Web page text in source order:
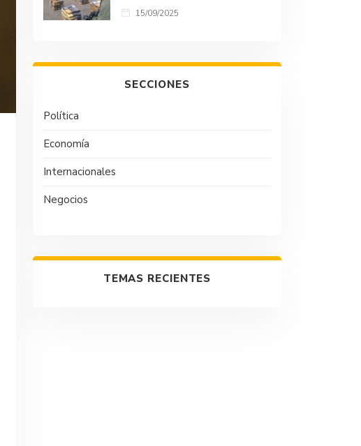
15/09/2025
SECCIONES
Política
Economía
Internacionales
Negocios
TEMAS RECIENTES